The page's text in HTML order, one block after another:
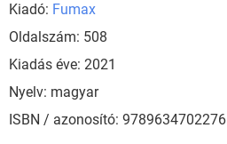
Kiadó: Fumax
Oldalszám: 508
Kiadás éve: 2021
Nyelv: magyar
ISBN / azonosító: 9789634702276